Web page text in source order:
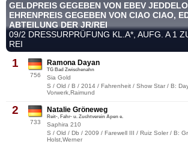
GELDPREIS GEGEBEN VON EBEV
EHRENPREIS GEGEBEN VON CIAO CIAO,
ABTEILUNG DER JR/REI
09/2 DRESSURPRÜFUNG KL.A*, AUFG. A 1
REI
1
756
Ramona Dayan
TG Bad Zwischenahn
Sia Gold
S / Old / B / 2014 / Fahrenheit / Show Star / B:
Vorwerk,Raimund
2
733
Natalie Gröneweg
Reit-, Fahr- u. Zuchtverein Apen e.
Saphira 210
S / Old / Db / 2009 / Farewell III / Ruiz Soler / B:
Holst,Werner